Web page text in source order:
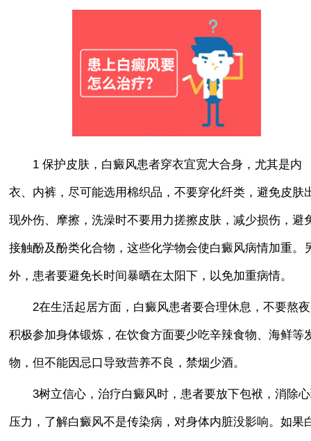
1 保护皮肤，白癜风患者穿衣宜宽大合身，尤其是内
衣、内裤，尽可能选用棉织品，不要穿化纤类，避免皮肤
现外伤、摩擦，洗澡时不要用力搓擦皮肤，减少损伤，避
接触酚及酚类化合物，这些化学物会使白癜风病情加重。
外，患者要避免长时间暴晒在太阳下，以免加重病情。
2在生活起居方面，白癜风患者要合理休息，不要熬
积极参加身体锻炼，在饮食方面要少吃辛辣食物、海鲜等
物，但不能因忌口导致营养不良，禁烟少酒。
3树立信心，治疗白癜风时，患者要放下包袱，消除
压力，了解白癜风不是传染病，对身体内脏没影响。如果